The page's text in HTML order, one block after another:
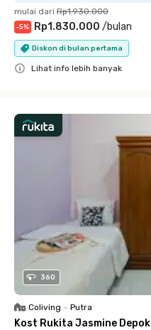
mulai dari Rp1.930.000
-5% Rp1.830.000 /bulan
Diskon di bulan pertama
Lihat info lebih banyak
360
Coliving • Putra
Kost Rukita Jasmine Depok